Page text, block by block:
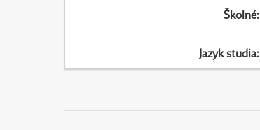
Školné:
Jazyk studia: